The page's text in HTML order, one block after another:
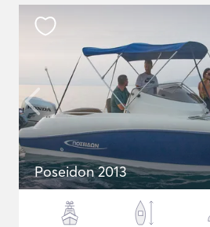
Poseidon 2013